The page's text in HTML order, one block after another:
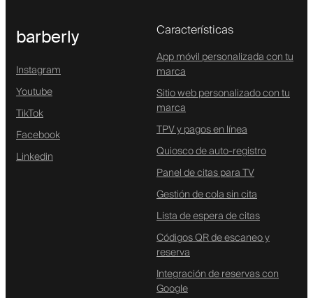
barberly
Instagram
Youtube
TikTok
Facebook
Linkedin
Características
App móvil personalizada con tu
marca
Sitio web personalizado con tu
marca
TPV y pagos en línea
Quiosco de auto-registro
Panel de citas para TV
Gestión de cola sin cita
Lista de espera de citas
Códigos QR de escaneo y
reserva
Integración de reservas con
Google